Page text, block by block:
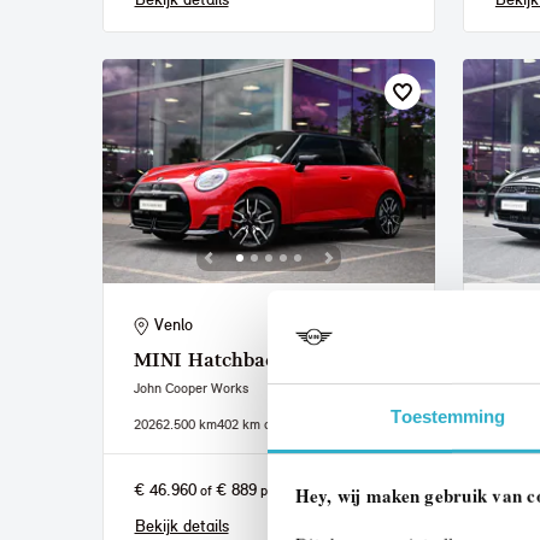
Toestemming
Hey, wij maken gebruik van
Venlo
MINI Hatchback
John Cooper Works
20262.500 km402 km actieradius
€ 46.960of € 889p/m
Bekijk details
2026
€